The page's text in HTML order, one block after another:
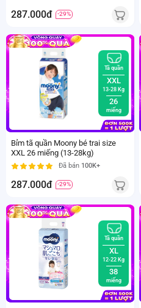
287.000đ -29%
Tã quần
XXL
13-28 Kg
26
miếng
Bỉm tã quần Moony bé trai size
XXL 26 miếng (13-28kg)
Đã bán 100K+
287.000đ -29%
Tã quần
XL
12-22 Kg
38
miếng